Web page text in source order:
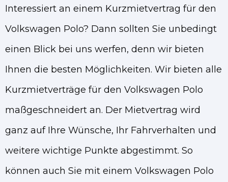
Interessiert an einem Kurzmietvertrag für den
Volkswagen Polo? Dann sollten Sie unbedingt
einen Blick bei uns werfen, denn wir bieten
Ihnen die besten Möglichkeiten. Wir bieten alle
Kurzmietverträge für den Volkswagen Polo
maßgeschneidert an. Der Mietvertrag wird
ganz auf Ihre Wünsche, Ihr Fahrverhalten und
weitere wichtige Punkte abgestimmt. So
können auch Sie mit einem Volkswagen Polo